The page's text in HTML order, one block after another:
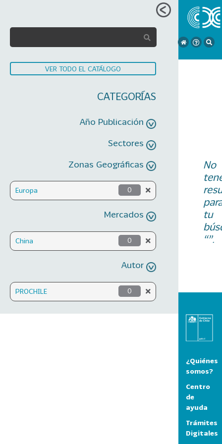
VER TODO EL CATÁLOGO
CATEGORÍAS
Año Publicación
Sectores
Zonas Geográficas
Europa 0
Mercados
China 0
Autor
PROCHILE 0
No
tu
“”.
¿Quiénes
somos?
Centro
de
ayuda
Trámites
Digitales